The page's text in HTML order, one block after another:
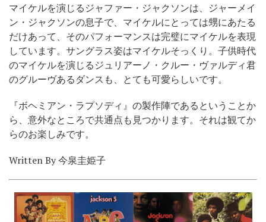
マイケルを演じるジャファー・ジャクソンは、ジャーメイ
ン・ジャクソンの息子で、マイケルにとっては甥にあたる
だけあって、そのパフォーマンスは完璧にマイケルを表現
しています。サングラス姿はマイケルそっくり。子供時代
のマイケルを演じるジュリアーノ・クルー・ヴァルディ君
のグルーヴあるダンスも、とても可愛らしいです。
『ボヘミアン・ラプソディ』の製作陣であるということか
ら、意外なところで共通点も見つかります。それは観てか
らのお楽しみです。
Written By 今泉圭姫子